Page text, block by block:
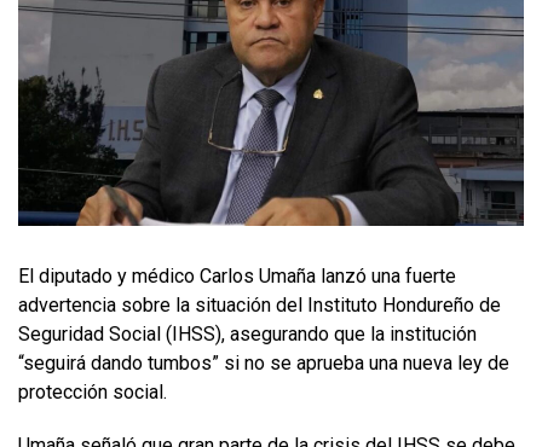
El diputado y médico Carlos Umaña lanzó una fuerte
advertencia sobre la situación del Instituto Hondureño de
Seguridad Social (IHSS), asegurando que la institución
“seguirá dando tumbos” si no se aprueba una nueva ley de
protección social.